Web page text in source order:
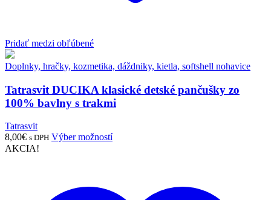
Pridať medzi obľúbené
Doplnky, hračky, kozmetika, dáždniky, kietla, softshell nohavice
Tatrasvit DUCIKA klasické detské pančušky zo
100% bavlny s trakmi
Tatrasvit
8,00€ s DPH Výber možností
AKCIA!